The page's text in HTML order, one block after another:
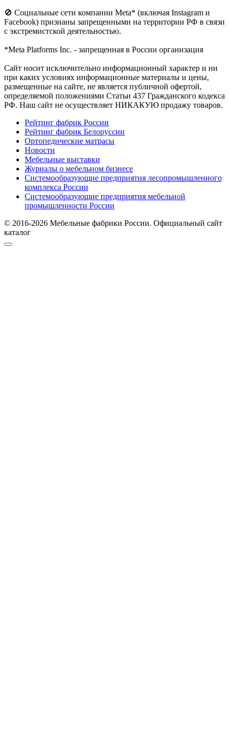
🚫 Социальные сети компании Meta* (включая Instagram и
Facebook) признаны запрещенными на территории РФ в связи
с экстремистской деятельностью.
*Meta Platforms Inc. - запрещенная в России организация
Cайт носит исключительно информационный характер и ни
при каких условиях информационные материалы и цены,
размещенные на сайте, не является публичной офертой,
определяемой положениями Статьи 437 Гражданского кодекса
РФ. Наш сайт не осуществляет НИКАКУЮ продажу товаров.
Рейтинг фабрик России
Рейтинг фабрик Белоруссии
Ортопедические матрасы
Новости
Мебельные выставки
Журналы о мебельном бизнесе
Системообразующие предприятия лесопромышленного
комплекса России
Системообразующие предприятия мебельной
промышленности России
© 2016-2026 Мебельные фабрики России. Официальный сайт
каталог